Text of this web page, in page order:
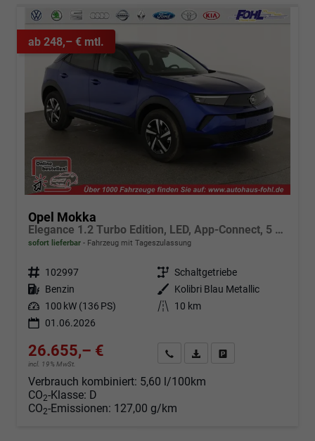
ab 248,– € mtl.
Opel Mokka
Elegance 1.2 Turbo Edition, LED, App-Connect, 5 J.-Garantie
sofort lieferbar Fahrzeug mit Tageszulassung
Fahrzeugnr. 102997 Getriebe Schaltgetriebe
Kraftstoff Benzin Außenfarbe
Kolibri Blau Metallic
Leistung 100 kW (136 PS) Kilometerstand
10 km
01.06.2026
26.655,– €
incl. 19% MwSt.
Angebot anfordern
Fahrzeugexpose (PDF)
Verbrauch kombiniert: 5,60 l/100km
CO2-Klasse: D
CO2-Emissionen: 127,00 g/km